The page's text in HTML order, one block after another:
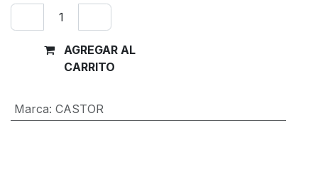
AGREGAR AL
CARRITO
Marca: CASTOR